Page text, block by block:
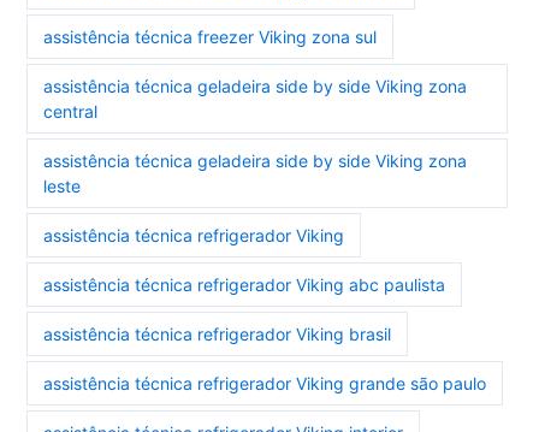
assistência técnica freezer Viking zona sul
assistência técnica geladeira side by side Viking zona
central
assistência técnica geladeira side by side Viking zona
leste
assistência técnica refrigerador Viking
assistência técnica refrigerador Viking abc paulista
assistência técnica refrigerador Viking brasil
assistência técnica refrigerador Viking grande são paulo